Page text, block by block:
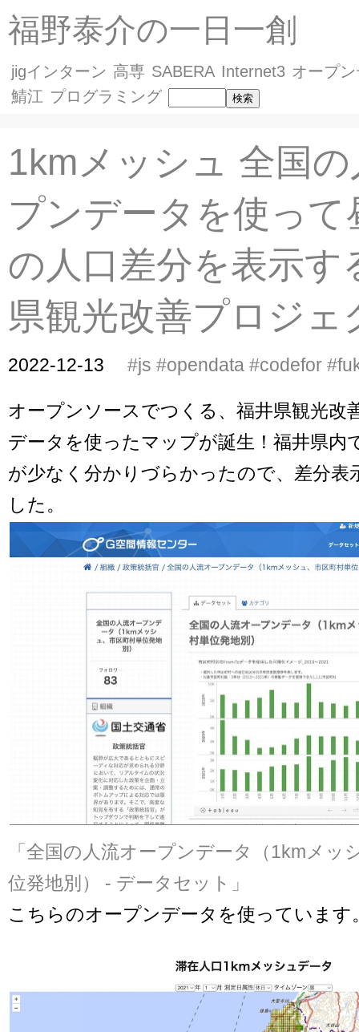
福野泰介の一日一創
jigインターン 高専 SABERA Internet3 オープ
鯖江 プログラミング
1kmメッシュ 全国
プンデータを使って
の人口差分を表示す
県観光改善プロジェ
2022-12-13 #js #opendata #codefor
オープンソースでつくる、福井県観光改
データを使ったマップが誕生！福井県内
が少なく分かりづらかったので、差分表
した。
「全国の人流オープンデータ（1kmメッ
位発地別） - データセット」
こちらのオープンデータを使っています